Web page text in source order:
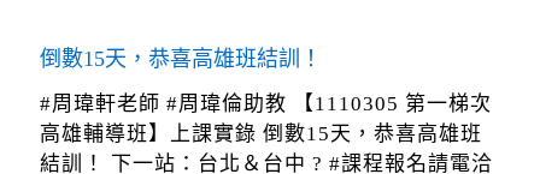
倒數15天，恭喜高雄班結訓！
#周瑋軒老師 #周瑋倫助教 【1110305 第一梯次
高雄輔導班】上課實錄 倒數15天，恭喜高雄班
結訓！ 下一站：台北＆台中 ? #課程報名請電洽